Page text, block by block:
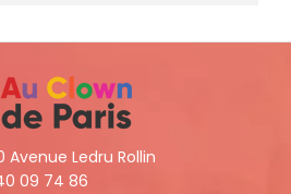
Avenue Ledru Rollin
09 74 86